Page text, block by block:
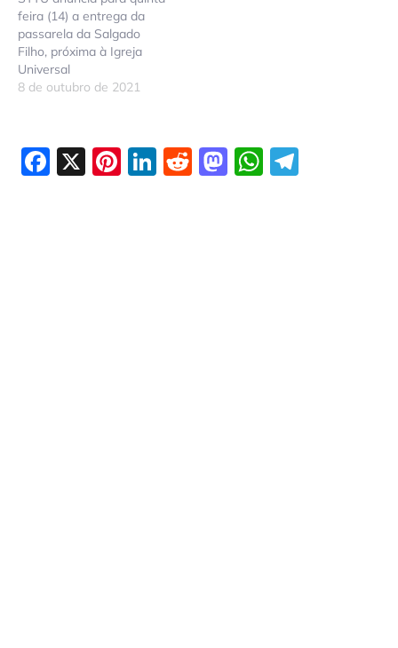
feira (14) a entrega da
passarela da Salgado
Filho, próxima à Igreja
Universal
8 de outubro de 2021
Facebook
X Pinterest
LinkedIn
Reddit
Mastodon